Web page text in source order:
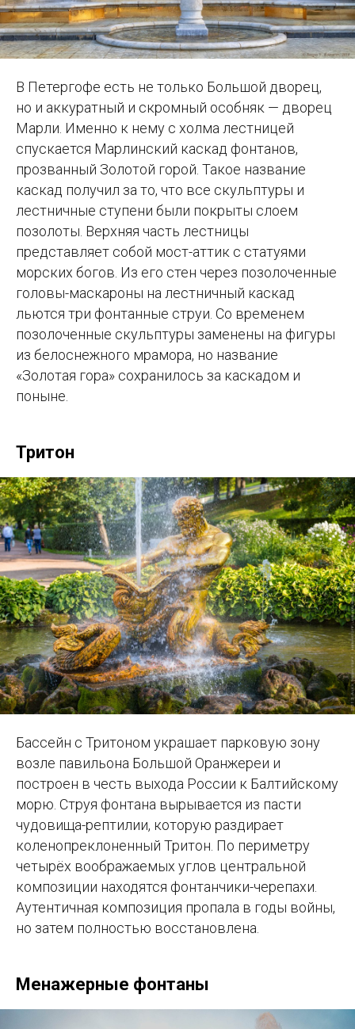
В Петергофе есть не только Большой дворец,
но и аккуратный и скромный особняк — дворец
Марли. Именно к нему с холма лестницей
спускается Марлинский каскад фонтанов,
прозванный Золотой горой. Такое название
каскад получил за то, что все скульптуры и
лестничные ступени были покрыты слоем
позолоты. Верхняя часть лестницы
представляет собой мост-аттик с статуями
морских богов. Из его стен через позолоченные
головы-маскароны на лестничный каскад
льются три фонтанные струи. Со временем
позолоченные скульптуры заменены на фигуры
из белоснежного мрамора, но название
«Золотая гора» сохранилось за каскадом и
поныне.
Тритон
Бассейн с Тритоном украшает парковую зону
возле павильона Большой Оранжереи и
построен в честь выхода России к Балтийскому
морю. Струя фонтана вырывается из пасти
чудовища-рептилии, которую раздирает
коленопреклоненный Тритон. По периметру
четырёх воображаемых углов центральной
композиции находятся фонтанчики-черепахи.
Аутентичная композиция пропала в годы войны,
но затем полностью восстановлена.
Менажерные фонтаны